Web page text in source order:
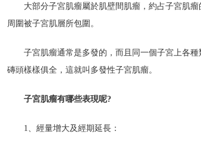
大部分子宮肌瘤屬於肌壁間肌瘤，約占子宮肌
周圍被子宮肌層所包圍。
子宮肌瘤通常是多發的，而且同一個子宮上各
磚頭樣樣俱全，這就叫多發性子宮肌瘤。
子宮肌瘤有哪些表現呢?
1、經量增大及經期延長：